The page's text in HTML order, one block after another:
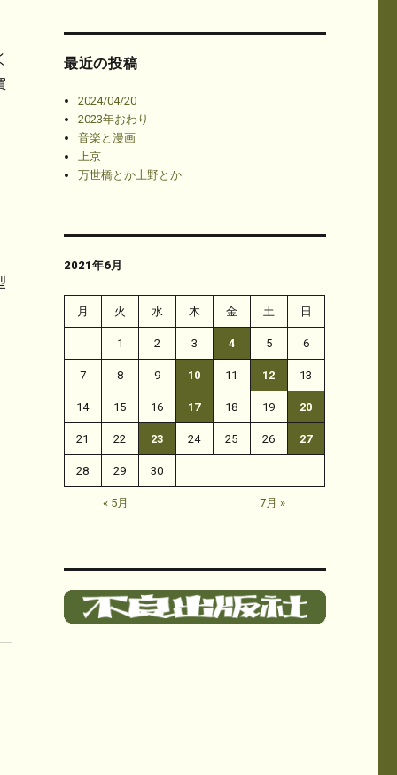
最近の投稿
2024/04/20
2023年おわり
音楽と漫画
上京
万世橋とか上野とか
2021年6月
月 火 水 木 金 土 日
1 2 3 4 5 6
7 8 9 10 11 12 13
14 15 16 17 18 19 20
21 22 23 24 25 26 27
28 29 30
« 5月 7月 »